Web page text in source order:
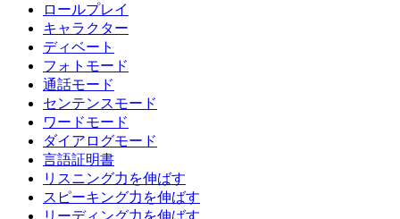
ロールプレイ
キャラクター
ディベート
フォトモード
通話モード
センテンスモード
ワードモード
ダイアログモード
言語証明書
リスニング力を伸ばす
スピーキング力を伸ばす